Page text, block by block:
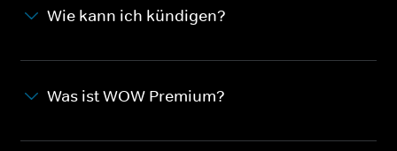
Wie kann ich kündigen?
Was ist WOW Premium?